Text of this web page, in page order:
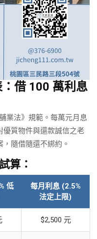
借 100 萬利息
業法》規範。每萬元月息
優質物件與還款誠信之老
隨借隨還不綁約。
算：
低
每月利息 (2.5%
法定上限)
$2,500 元